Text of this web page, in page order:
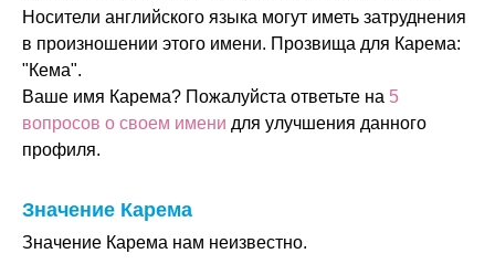
Носители английского языка могут иметь затруднения
в произношении этого имени. Прозвища для Карема:
"Кема".
Ваше имя Карема? Пожалуйста ответьте на 5
вопросов о своем имени для улучшения данного
профиля.
Значение Карема
Значение Карема нам неизвестно.